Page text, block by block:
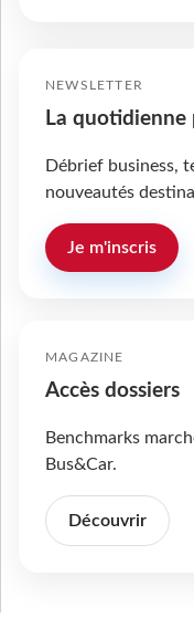
NEWSLETTER
La quotidienne
Débrief business,
nouveautés
Je m'inscris
MAGAZINE
Accès dossiers
Benchmarks
Bus&Car.
Découvrir